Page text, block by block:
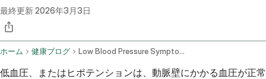
最終更新2026年3月3日
ホーム 健康ブログ Low Blood Pressure Symptoms Home Remedies And Treatment
低血圧、またはヒポテンションは、動脈壁にかかる血圧が正常